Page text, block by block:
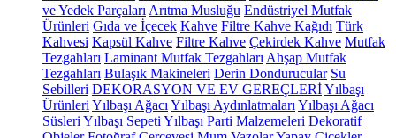
ve Yedek Parçaları Arıtma Musluğu Endüstriyel Mutfak
Ürünleri Gıda ve İçecek Kahve Filtre Kahve Kağıdı Türk
Kahvesi Kapsül Kahve Filtre Kahve Çekirdek Kahve Mutfak
Tezgahları Laminant Mutfak Tezgahları Ahşap Mutfak
Tezgahları Bulaşık Makineleri Derin Dondurucular Su
Sebilleri DEKORASYON VE EV GEREÇLERİYılbaşı
Ürünleri Yılbaşı Ağacı Yılbaşı Aydınlatmaları Yılbaşı Ağacı
Süsleri Yılbaşı Sepeti Yılbaşı Parti Malzemeleri Dekoratif